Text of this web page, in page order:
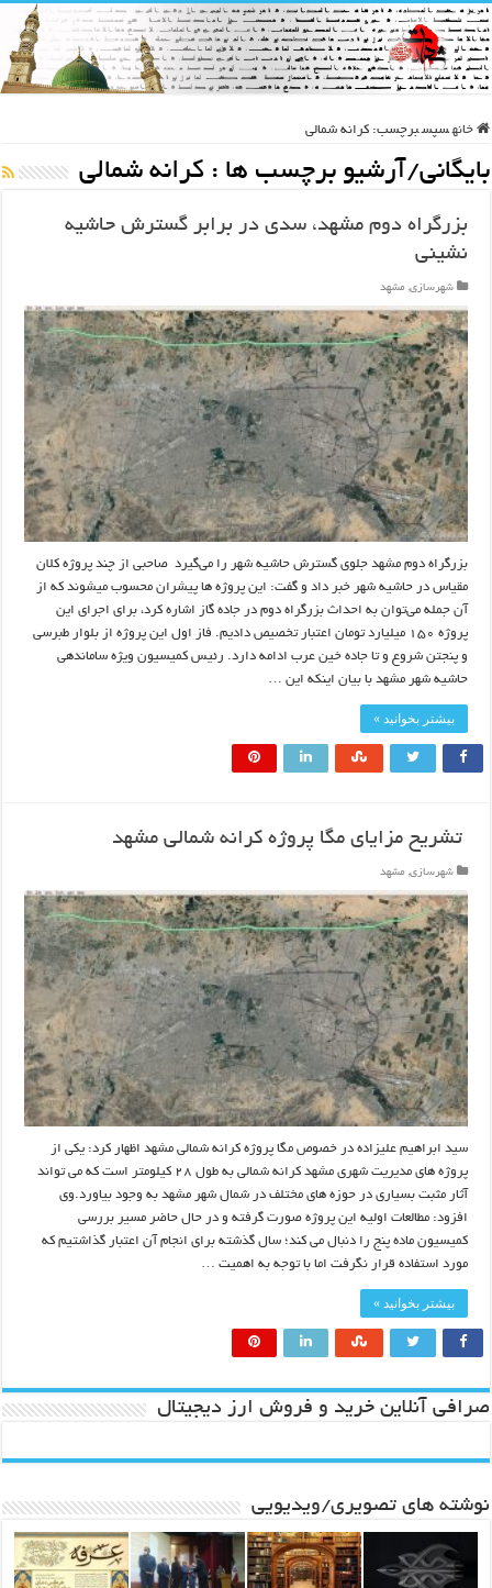
خانه سپس برچسب: کرانه شمالی
بایگانی/آرشیو برچسب ها : کرانه شمالی
بزرگراه دوم مشهد، سدی در برابر گسترش حاشیه
نشینی
شهرسازی, مشهد
بزرگراه دوم مشهد جلوی گسترش حاشیه شهر را می‌گیرد صاحبی از چند پروژه کلان
مقیاس در حاشیه شهر خبر داد و گفت: این پروژه ها پیشران محسوب میشوند که از
آن جمله می‌توان به احداث بزرگراه دوم در جاده گاز اشاره کرد، برای اجرای این
پروژه ۱۵۰ میلیارد تومان اعتبار تخصیص دادیم. فاز اول این پروژه از بلوار طبرسی
و پنجتن شروع و تا جاده خین عرب ادامه دارد. رئیس کمیسیون ویژه ساماندهی
حاشیه شهر مشهد با بیان اینکه این …
بیشتر بخوانید »
تشریح مزایای مگا پروژه کرانه شمالی مشهد
شهرسازی, مشهد
سید ابراهیم علیزاده در خصوص مگا پروژه کرانه شمالی مشهد اظهار کرد: یکی از
پروژه های مدیریت شهری مشهد کرانه شمالی به طول ۲۸ کیلومتر است که می تواند
آثار مثبت بسیاری در حوزه های مختلف در شمال شهر مشهد به وجود بیاورد.وی
افزود: مطالعات اولیه این پروژه صورت گرفته و در حال حاضر مسیر بررسی
کمیسیون ماده پنج را دنبال می کند؛ سال گذشته برای انجام آن اعتبار گذاشتیم که
مورد استفاده قرار نگرفت اما با توجه به اهمیت …
بیشتر بخوانید »
صرافی آنلاین خرید و فروش ارز دیجیتال
نوشته های تصویری/ویدیویی